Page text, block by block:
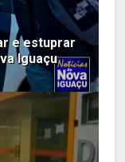
e estuprar
Iguaçu